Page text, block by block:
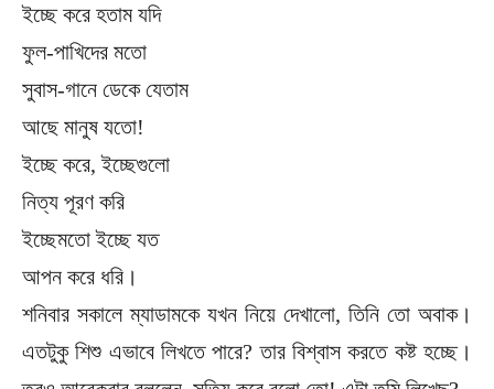
ইচ্ছে করে হতাম যদি
ফুল-পাখিদের মতো
সুবাস-গানে ডেকে যেতাম
আছে মানুষ যতো!
ইচ্ছে করে, ইচ্ছেগুলো
নিত্য পূরণ করি
ইচ্ছেমতো ইচ্ছে যত
আপন করে ধরি।
শনিবার সকালে ম্যাডামকে যখন নিয়ে দেখালো, তিনি তো অবাক।
এতটুকু শিশু এভাবে লিখতে পারে? তার বিশ্বাস করতে কষ্ট হচ্ছে।